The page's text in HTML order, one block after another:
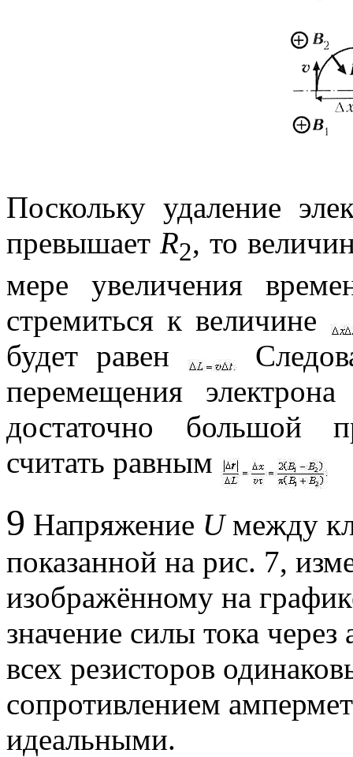
Поскольку удаление
превышает R2, то
мере увеличения
стремиться к величине
будет равен
перемещения
достаточно большой
считать равным
9 Напряжение Uмежду
показанной на рис. 7,
изображённому на
значение силы тока
всех резисторов
сопротивлением
идеальными.